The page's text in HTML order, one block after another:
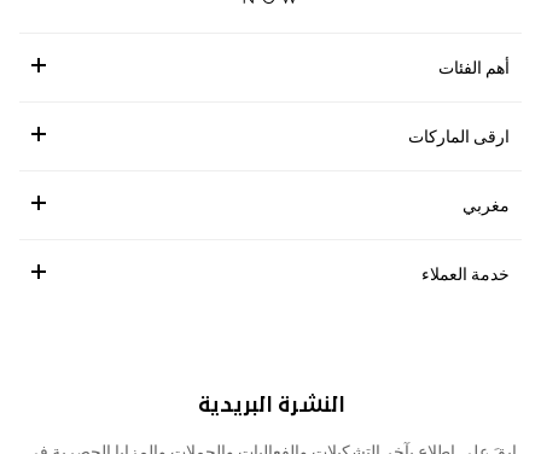
أهم الفئات
ارقى الماركات
مغربي
خدمة العملاء
النشرة البريدية